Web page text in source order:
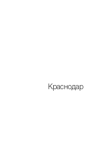
Краснодар